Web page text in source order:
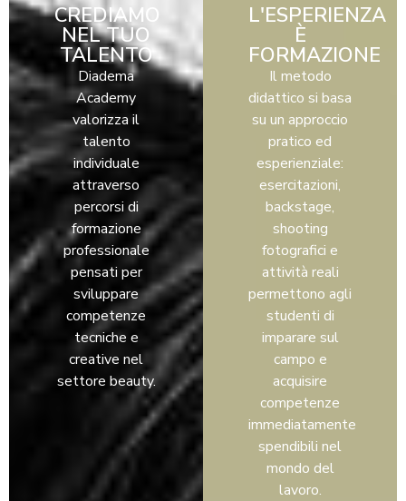
CREDIAMO
NEL TUO
TALENTO
Diadema
Academy
valorizza il
talento
individuale
attraverso
percorsi di
formazione
professionale
pensati per
sviluppare
competenze
tecniche e
creative nel
settore beauty.
L'ESPERIENZA
È
FORMAZIONE
Il metodo
didattico si basa
su un approccio
pratico ed
esperienziale:
esercitazioni,
backstage,
shooting
fotografici e
attività reali
permettono agli
studenti di
imparare sul
campo e
acquisire
competenze
immediatamente
spendibili nel
mondo del
lavoro.